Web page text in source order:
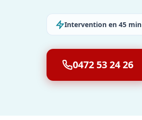
Intervention en 45 min
0472 53 24 26